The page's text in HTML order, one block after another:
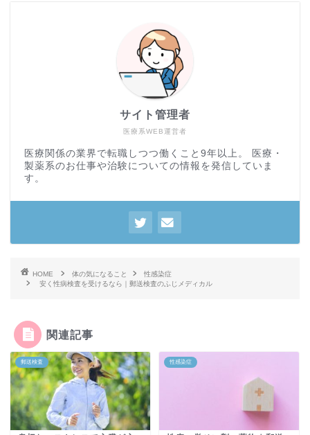
医療系WEB運営者
サイト管理者
医療関係の業界で転職しつつ働くこと9年以上。 医療・
製薬系のお仕事や治験についての情報を発信していま
す。
HOME 体の気になること
性感染症
安く性病検査を受けるなら｜郵送検査のふじメディカル
関連記事
郵送検査 性感染症